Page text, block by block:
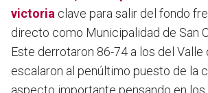
victoria clave para salir del fondo
directo como Municipalidad de San
Este derrotaron 86-74 a los del Valle
escalaron al penúltimo puesto de la
aspecto importante pensando en